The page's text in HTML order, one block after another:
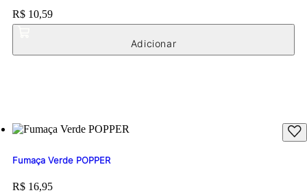
Price:
R$ 10,59
Fumaça Verde POPPER
Price:
R$ 16,95